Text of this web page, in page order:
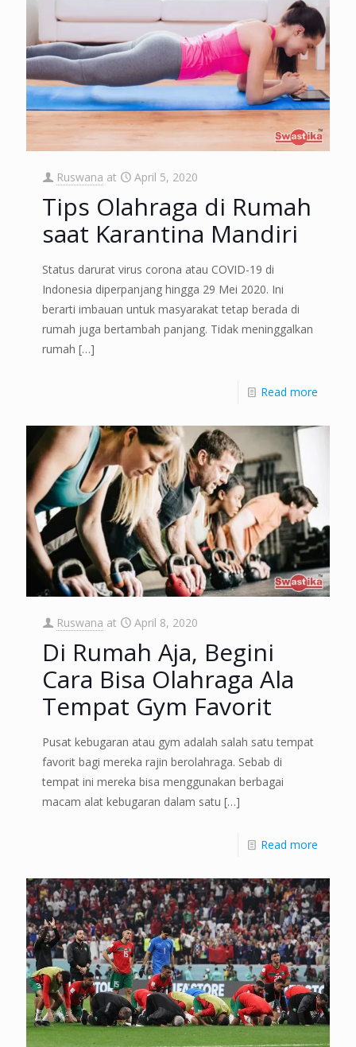
Ruswana at April 5, 2020
Tips Olahraga di Rumah
saat Karantina Mandiri
Status darurat virus corona atau COVID-19 di
Indonesia diperpanjang hingga 29 Mei 2020. Ini
berarti imbauan untuk masyarakat tetap berada di
rumah juga bertambah panjang. Tidak meninggalkan
rumah […]
Read more
Ruswana at April 8, 2020
Di Rumah Aja, Begini
Cara Bisa Olahraga Ala
Tempat Gym Favorit
Pusat kebugaran atau gym adalah salah satu tempat
favorit bagi mereka rajin berolahraga. Sebab di
tempat ini mereka bisa menggunakan berbagai
macam alat kebugaran dalam satu […]
Read more